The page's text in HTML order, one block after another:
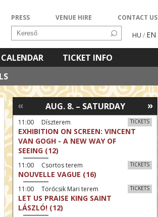
PRESS VENUE HIRE CONTACT US
HU / EN
TICKET INFO
»
AUG. 8. – SATURDAY
«
TICKETS
11:00 Díszterem
EXHIBITION ON SCREEN: VINCENT
VAN GOGH - A NEW WAY OF
SEEING (12)
TICKETS
11:00 Csortos terem
NOUVELLE VAGUE (16)
TICKETS
11:00 Törőcsik Mari terem
LET US PRAISE KING SAINT
LÁSZLÓ! (12)